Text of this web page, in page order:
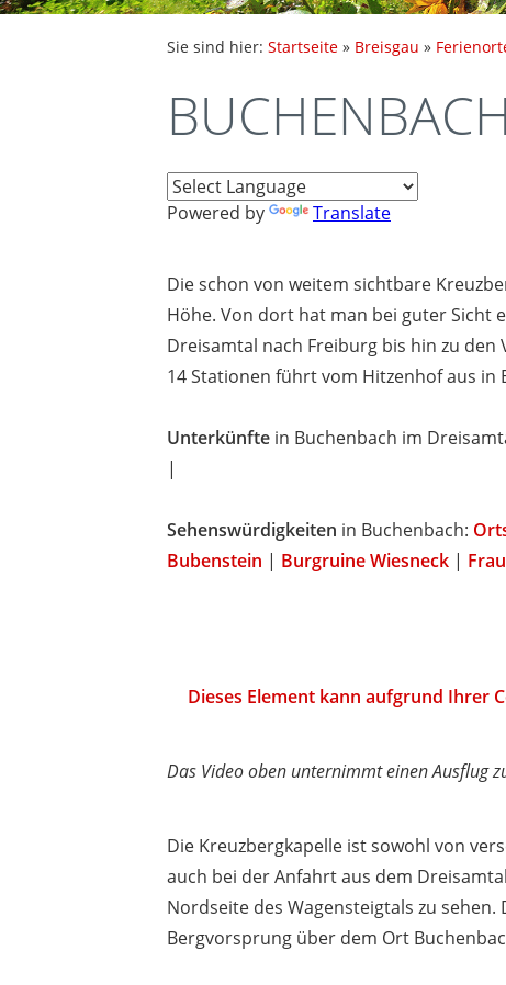
Sie sind hier: Startseite » Breisgau »
Powered by Translate
Die schon von weitem sichtbare
Höhe. Von dort hat man bei guter Sicht
Dreisamtal nach Freiburg bis hin zu den
14 Stationen führt vom Hitzenhof aus in
Unterkünfte in Buchenbach im
|
Sehenswürdigkeiten in Buchenbach:
Bubenstein | Burgruine Wiesneck |
Dieses Element kann aufgrund Ihrer
Das Video oben unternimmt einen Ausflug
Die Kreuzbergkapelle ist sowohl von
auch bei der Anfahrt aus dem
Nordseite des Wagensteigtals zu
Bergvorsprung über dem Ort